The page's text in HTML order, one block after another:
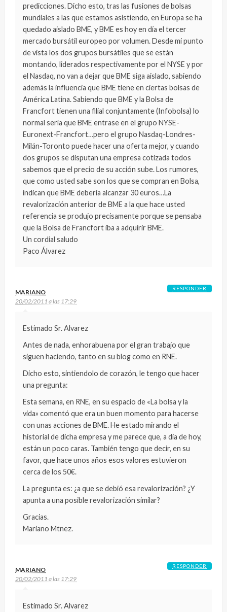
predicciones. Dicho esto, tras las fusiones de bolsas
mundiales a las que estamos asistiendo, en Europa se ha
quedado aislado BME, y BME es hoy en día el tercer
mercado bursátil europeo por volumen. Desde mi punto
de vista los dos grupos bursátiles que se están
montando, liderados respectivamente por el NYSE y por
el Nasdaq, no van a dejar que BME siga aislado, sabiendo
además la influencia que BME tiene en ciertas bolsas de
América Latina. Sabiendo que BME y la Bolsa de
Francfort tienen una filial conjuntamente (Infobolsa) lo
normal sería que BME entrase en el grupo NYSE-
Euronext-Francfort…pero el grupo Nasdaq-Londres-
Milán-Toronto puede hacer una oferta mejor, y cuando
dos grupos se disputan una empresa cotizada todos
sabemos que el precio de su acción sube. Los rumores,
que como usted sabe son los que se compran en Bolsa,
indican que BME debería alcanzar 30 euros…La
revalorización anterior de BME a la que hace usted
referencia se produjo precisamente porque se pensaba
que la Bolsa de Francfort iba a adquirir BME.
Un cordial saludo
Paco Álvarez
MARIANO
20/02/2011 a las 17:29
Estimado Sr. Alvarez
Antes de nada, enhorabuena por el gran trabajo que
siguen haciendo, tanto en su blog como en RNE.
Dicho esto, sintiendolo de corazón, le tengo que hacer
una pregunta:
Esta semana, en RNE, en su espacio de «La bolsa y la
vida» comentó que era un buen momento para hacerse
con unas acciones de BME. He estado mirando el
historial de dicha empresa y me parece que, a dia de hoy,
están un poco caras. También tengo que decir, en su
favor, que hace unos años esos valores estuvieron
cerca de los 50€.
La pregunta es: ¿a que se debió esa revalorización? ¿Y
apunta a una posible revalorización similar?
Gracias.
Mariano Mtnez.
RESPONDER
MARIANO
20/02/2011 a las 17:29
Estimado Sr. Alvarez
RESPONDER